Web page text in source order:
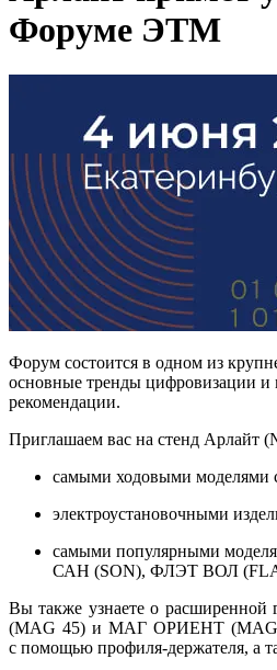
Форуме ЭТМ
Форум состоится в одном из
основные тренды цифровизации и
рекомендации.
Приглашаем вас на стенд Арлайт
самыми ходовыми моделями
электроустановочными
самыми популярными
САН (SON), ФЛЭТ ВОЛ
Вы также узнаете о
(MAG 45) и МАГ ОРИЕНТ (MAG
с помощью профиля-держателя,